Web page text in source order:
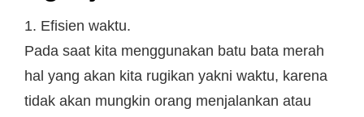
1. Efisien waktu.
Pada saat kita menggunakan batu bata merah
hal yang akan kita rugikan yakni waktu, karena
tidak akan mungkin orang menjalankan atau